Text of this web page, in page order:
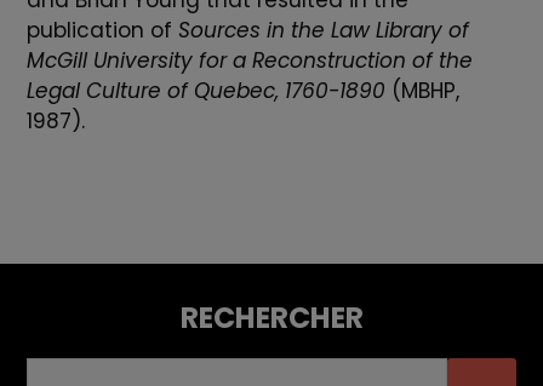
publication of Sources in the Law Library of
McGill University for a Reconstruction of the
Legal Culture of Quebec, 1760-1890 (MBHP,
1987).
RECHERCHER